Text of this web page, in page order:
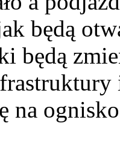
będą
będą
na